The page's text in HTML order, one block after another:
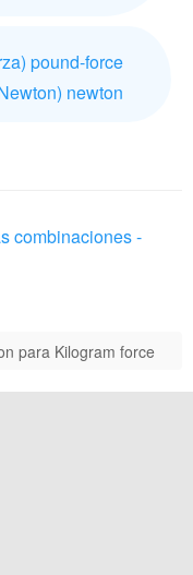
pound-force
newton
combinaciones -
para Kilogram force